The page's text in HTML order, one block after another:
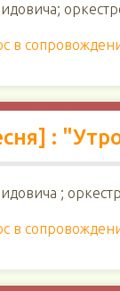
в
:
;
в